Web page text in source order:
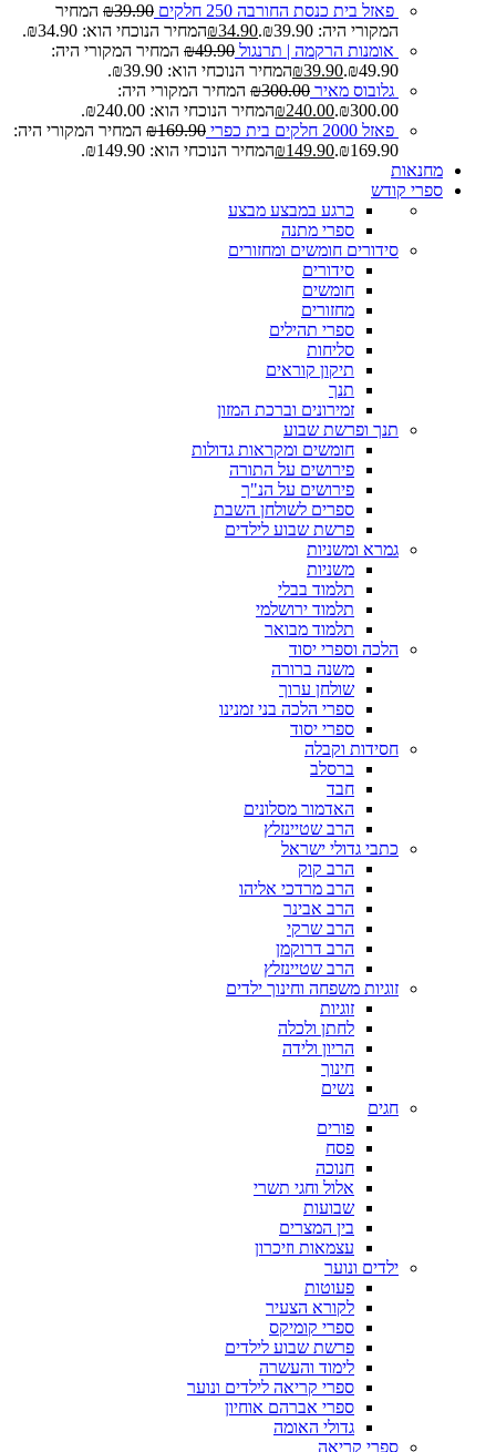
פאזל בית כנסת החורבה 250 חלקים ₪39.90
המחיר
המקורי היה: ₪39.90.
₪34.90
המחיר הנוכחי הוא: ₪34.90.
אומנות הרקמה | תרנגול
₪49.90
המחיר המקורי היה:
₪49.90.
₪39.90
המחיר הנוכחי הוא: ₪39.90.
גלובוס מאיר
₪300.00
המחיר המקורי היה:
₪300.00.
₪240.00
המחיר הנוכחי הוא: ₪240.00.
פאזל 2000 חלקים בית כפרי
₪169.90
המחיר המקורי היה:
₪169.90.
₪149.90
המחיר הנוכחי הוא: ₪149.90.
מחנאות
ספרי קודש
כרגע במבצע מבצע
ספרי מתנה
סידורים חומשים ומחזורים
סידורים
חומשים
מחזורים
ספרי תהילים
סליחות
תיקון קוראים
תנך
זמירונים וברכת המזון
תנך ופרשת שבוע
חומשים ומקראות גדולות
פירושים על התורה
פירושים על הנ"ך
ספרים לשולחן השבת
פרשת שבוע לילדים
גמרא ומשניות
משניות
תלמוד בבלי
תלמוד ירושלמי
תלמוד מבואר
הלכה וספרי יסוד
משנה ברורה
שולחן ערוך
ספרי הלכה בני זמנינו
ספרי יסוד
חסידות וקבלה
ברסלב
חבד
האדמור מסלונים
הרב שטיינזלץ
כתבי גדולי ישראל
הרב קוק
הרב מרדכי אליהו
הרב אבינר
הרב שרקי
הרב דרוקמן
הרב שטיינזלץ
זוגיות משפחה וחינוך ילדים
זוגיות
לחתן ולכלה
הריון ולידה
חינוך
נשים
חגים
פורים
פסח
חנוכה
אלול וחגי תשרי
שבועות
בין המצרים
עצמאות וזיכרון
ילדים ונוער
פעוטות
לקורא הצעיר
ספרי קומיקס
פרשת שבוע לילדים
לימוד והעשרה
ספרי קריאה לילדים ונוער
ספרי אברהם אוחיון
גדולי האומה
ספרי קריאה